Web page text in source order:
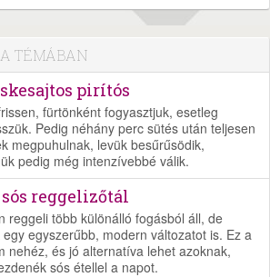
TÉMÁBAN
pirítós
fürtönként fogyasztjuk, esetleg
Pedig néhány perc sütés után teljesen
megpuhulnak, levük besűrűsödik,
pedig még intenzívebbé válik.
reggelizőtál
reggeli több különálló fogásból áll, de
egyszerűbb, modern változatot is. Ez a
nehéz, és jó alternatíva lehet azoknak,
sós étellel a napot.